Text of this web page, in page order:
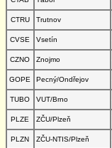
CTRU
Trutnov
CVSE
Vsetín
CZNO
Znojmo
GOPE
Pecný/Ondřejov
TUBO
VUT/Brno
PLZE
ZČU/Plzeň
PLZN
ZČU-NTIS/Plzeň